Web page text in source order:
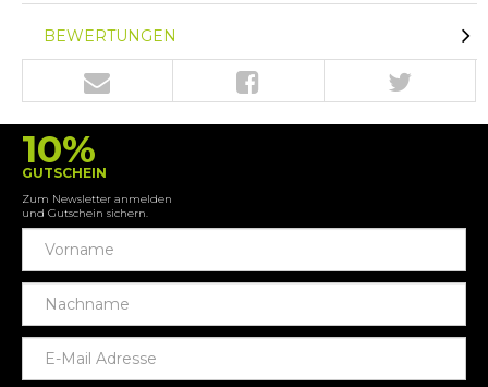
BEWERTUNGEN
10%
GUTSCHEIN
Zum Newsletter anmelden
und Gutschein sichern.